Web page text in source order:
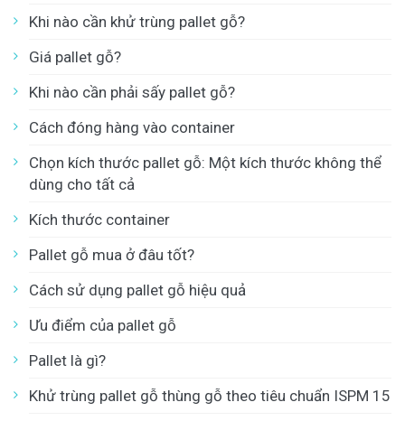
Khi nào cần khử trùng pallet gỗ?
Giá pallet gỗ?
Khi nào cần phải sấy pallet gỗ?
Cách đóng hàng vào container
Chọn kích thước pallet gỗ: Một kích thước không thể
dùng cho tất cả
Kích thước container
Pallet gỗ mua ở đâu tốt?
Cách sử dụng pallet gỗ hiệu quả
Ưu điểm của pallet gỗ
Pallet là gì?
Khử trùng pallet gỗ thùng gỗ theo tiêu chuẩn ISPM 15